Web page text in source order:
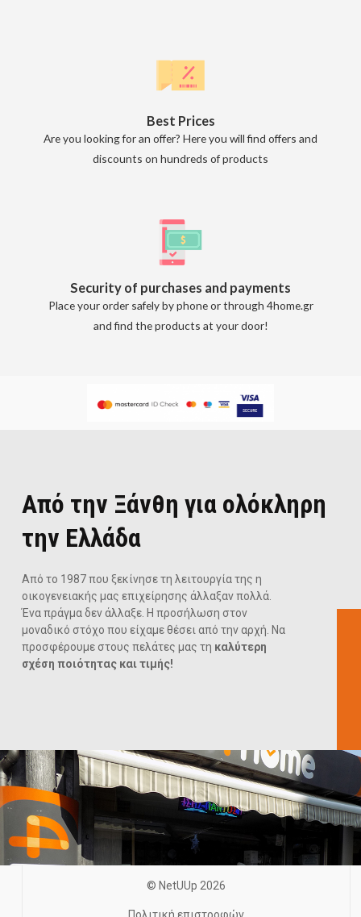
Best Prices
Are you looking for an offer? Here you will find offers and
discounts on hundreds of products
Security of purchases and payments
Place your order safely by phone or through 4home.gr
and find the products at your door!
Από την Ξάνθη για ολόκληρη
την Ελλάδα
Από το 1987 που ξεκίνησε τη λειτουργία της η
οικογενειακής μας επιχείρησης άλλαξαν πολλά.
Ένα πράγμα δεν άλλαξε. Η προσήλωση στον
μοναδικό στόχο που είχαμε θέσει από την αρχή. Να
προσφέρουμε στους πελάτες μας τη καλύτερη
σχέση ποιότητας και τιμής!
© NetUUp 2026